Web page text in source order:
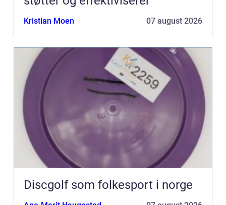
Kristian Moen 07 august 2026
Discgolf som folkesport i norge